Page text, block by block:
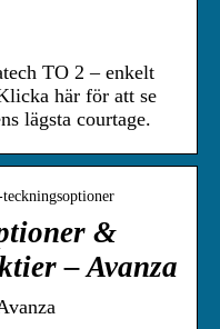
TO 2 – enkelt
här för att se
lägsta courtage.
&
– Avanza